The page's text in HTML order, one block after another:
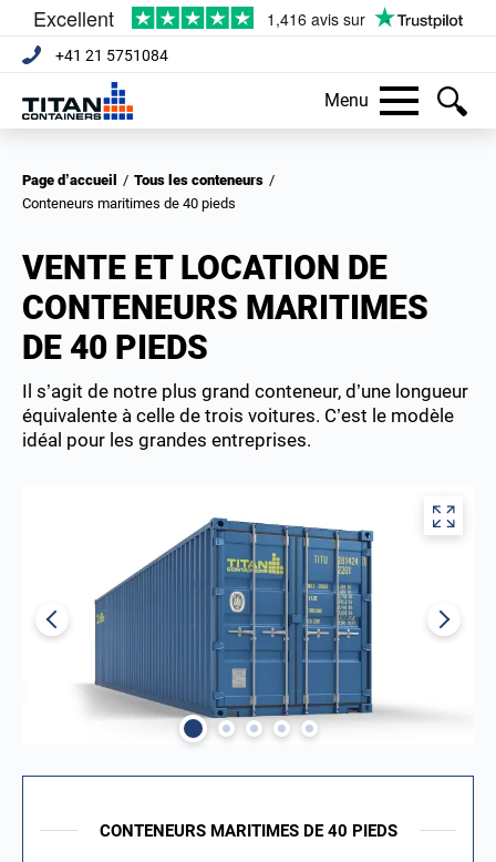
+41 21 5751084
Menu
Page d’accueil / Tous les conteneurs /
Conteneurs maritimes de 40 pieds
VENTE ET LOCATION DE
CONTENEURS MARITIMES
DE 40 PIEDS
Il s’agit de notre plus grand conteneur, d’une longueur
équivalente à celle de trois voitures. C’est le modèle
idéal pour les grandes entreprises.
CONTENEURS MARITIMES DE 40 PIEDS